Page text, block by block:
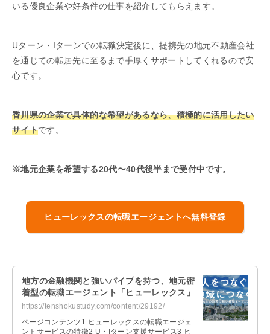
いる優良企業や好条件の仕事を紹介してもらえます。
Uターン・Iターンでの転職決定後に、提携先の地元不動産会社
を通じての転居先に至るまで手厚くサポートしてくれるので安
心です。
香川県の企業で具体的な希望があるなら、積極的に活用したい
サイトです。
※地元企業を希望する20代〜40代後半まで受付中です。
ヒューレックスの転職エージェントへ無料登録
地方の金融機関と強いパイプを持つ、地元密
着型の転職エージェント「ヒューレックス」
https://tenshokustudy.com/content/29192/
ページコンテンツ1 ヒューレックスの転職エージェ
ントサービスの特徴2 U・Iターン支援サービス3 ヒ